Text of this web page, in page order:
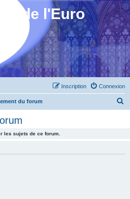
de l'Euro
Connexion
Inscription
du forum
les sujets de ce forum.